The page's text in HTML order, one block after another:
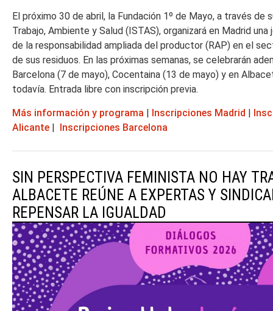
El próximo 30 de abril, la Fundación 1º de Mayo, a través de
Trabajo, Ambiente y Salud (ISTAS), organizará en Madrid
de la responsabilidad ampliada del productor (RAP) en el
de sus residuos. En las próximas semanas, se celebrarán
Barcelona (7 de mayo), Cocentaina (13 de mayo) y en
todavía. Entrada libre con inscripción previa.
Más información y programa | Inscripciones Madrid |
Alicante | Inscripciones Barcelona
SIN PERSPECTIVA FEMINISTA NO HAY
ALBACETE REÚNE A EXPERTAS Y
REPENSAR LA IGUALDAD